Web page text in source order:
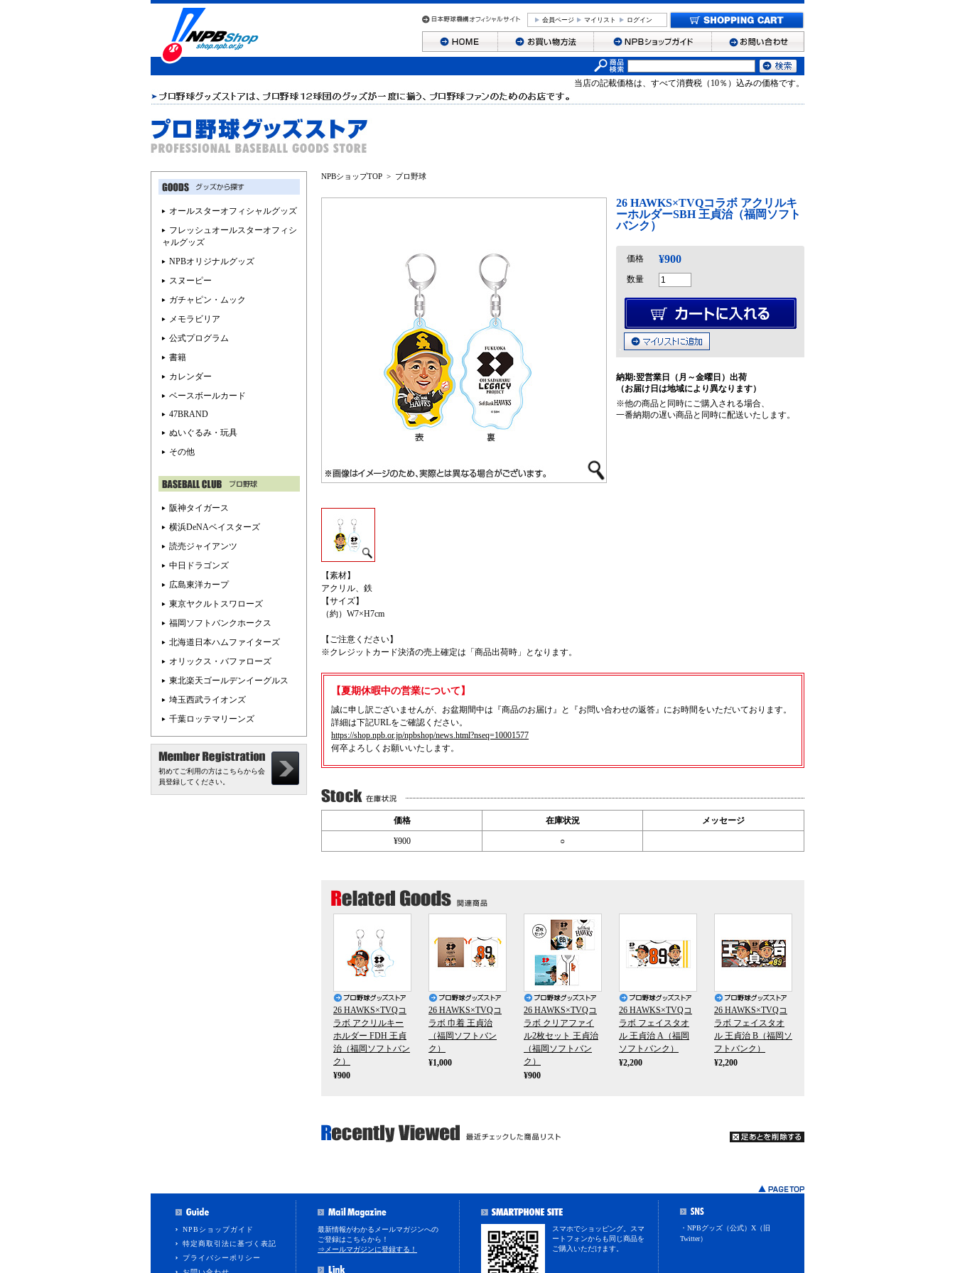
会員ページ マイリスト ログイン
当店の記載価格は、すべて消費税（10％）込みの価格です。
NPBショップTOP > プロ野球
26 HAWKS×TVQコラボ アクリルキ
ーホルダーSBH 王貞治（福岡ソフト
バンク）
価格 ¥900
数量
納期:翌営業日（月～金曜日）出荷
（お届け日は地域により異なります）
※他の商品と同時にご購入される場合、
一番納期の遅い商品と同時に配送いたします。
【素材】
アクリル、鉄
【サイズ】
（約）W7×H7cm
【ご注意ください】
※クレジットカード決済の売上確定は「商品出荷時」となります。
【夏期休暇中の営業について】
誠に申し訳ございませんが、お盆期間中は『商品のお届け』と『お問い合わせの返答』にお時間をいただいております。
詳細は下記URLをご確認ください。
https://shop.npb.or.jp/npbshop/news.html?nseq=10001577
何卒よろしくお願いいたします。
価格 在庫状況 メッセージ
¥900 ○
26 HAWKS×TVQコ
ラボ アクリルキー
ホルダー FDH 王貞
治（福岡ソフトバン
ク）
¥900
26 HAWKS×TVQコ
ラボ 巾着 王貞治
（福岡ソフトバン
ク）
¥1,000
26 HAWKS×TVQコ
ラボ クリアファイ
ル2枚セット 王貞治
（福岡ソフトバン
ク）
¥900
26 HAWKS×TVQコ
ラボ フェイスタオ
ル 王貞治 A（福岡
ソフトバンク）
¥2,200
26 HAWKS×TVQコ
ラボ フェイスタオ
ル 王貞治 B（福岡ソ
フトバンク）
¥2,200
オールスターオフィシャルグッズ
フレッシュオールスターオフィシ
ャルグッズ
NPBオリジナルグッズ
スヌーピー
ガチャピン・ムック
メモラビリア
公式プログラム
書籍
カレンダー
ベースボールカード
47BRAND
ぬいぐるみ・玩具
その他
阪神タイガース
横浜DeNAベイスターズ
読売ジャイアンツ
中日ドラゴンズ
広島東洋カープ
東京ヤクルトスワローズ
福岡ソフトバンクホークス
北海道日本ハムファイターズ
オリックス・バファローズ
東北楽天ゴールデンイーグルス
埼玉西武ライオンズ
千葉ロッテマリーンズ
初めてご利用の方はこちらから会
員登録してください。
NPBショップガイド
特定商取引法に基づく表記
プライバシーポリシー
最新情報がわかるメールマガジンへの
ご登録はこちらから！
⇒メールマガジンに登録する！
スマホでショッピング。スマ
ートフォンからも同じ商品を
ご購入いただけます。
・NPBグッズ（公式）X（旧
Twitter）